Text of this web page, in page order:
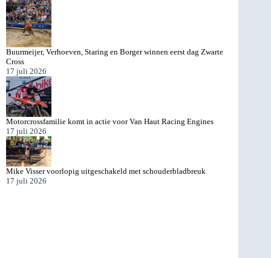
Buurmeijer, Verhoeven, Staring en Borger winnen eerst dag Zwarte
Cross
17 juli 2026
Motorcrossfamilie komt in actie voor Van Haut Racing Engines
17 juli 2026
Mike Visser voorlopig uitgeschakeld met schouderbladbreuk
17 juli 2026